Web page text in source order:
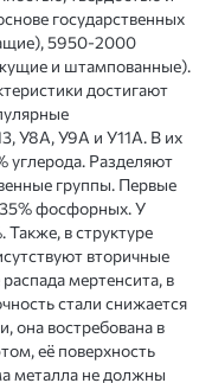
государственных
5950-2000
и штампованные).
достигают
У8А, У9А и У11А. В их
углерода. Разделяют
группы. Первые
фосфорных. У
Также, в структуре
вторичные
мертенсита, в
стали снижается
она востребована в
её поверхность
металла не должны